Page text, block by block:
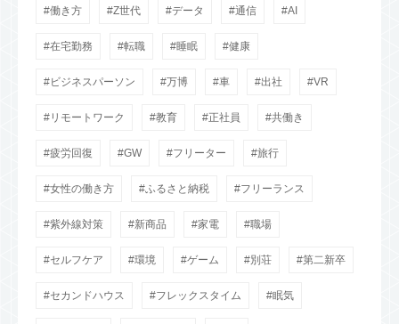
働き方 Z世代 データ 通信 AI
在宅勤務 転職 睡眠 健康
ビジネスパーソン 万博 車 出社 VR
リモートワーク 教育 正社員 共働き
疲労回復 GW フリーター 旅行
女性の働き方 ふるさと納税 フリーランス
紫外線対策 新商品 家電 職場
セルフケア 環境 ゲーム 別荘 第二新卒
セカンドハウス フレックスタイム 眠気